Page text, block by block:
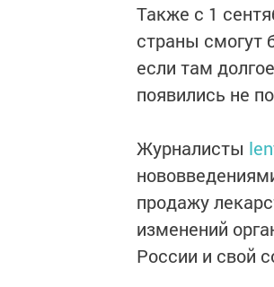
Также с 1
страны смогут
если там
появились не
Журналисты
продажу
изменений
России и свой